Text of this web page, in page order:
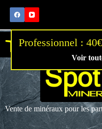
Ouvrir la barre
Vente de minéraux pour les
Voir